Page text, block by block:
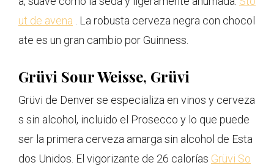
ut de avena . La robusta cerveza negra con chocol
ate es un gran cambio por Guinness.
Grüvi Sour Weisse, Grüvi
Grüvi de Denver se especializa en vinos y cerveza
s sin alcohol, incluido el Prosecco y lo que puede
ser la primera cerveza amarga sin alcohol de Esta
dos Unidos. El vigorizante de 26 calorías Grüvi So